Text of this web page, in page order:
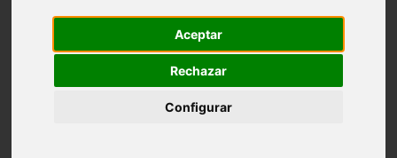
Aceptar
Rechazar
Configurar
conejos
navidad
terapia asistida